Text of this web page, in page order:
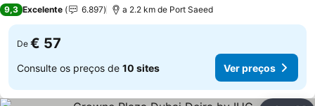
9,3 Excelente 6.897 a 2.2 km de Port Saeed
De € 57
Consulte os preços de 10 sites Ver preços